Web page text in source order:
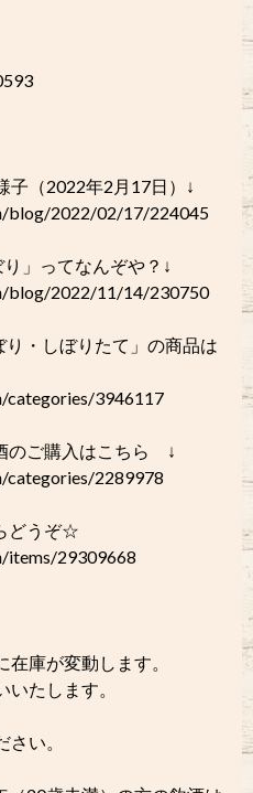
子（2022年2月17日）↓
blog/2022/02/17/224045
」ってなんぞや？↓
blog/2022/11/14/230750
・しぼりたて」の商品は
categories/3946117
のご購入はこちら ↓
categories/2289978
どうぞ☆
items/29309668
庫が変動します。
たします。
い。